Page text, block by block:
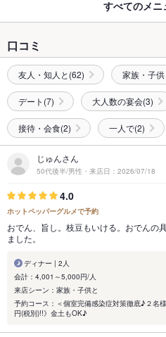
すべてのメニ
口コミ
友人・知人と(62) 家族・子
デート(7) 大人数の宴会(3)
接待・会食(2) 一人で(2)
じゅんさん
50代後半/男性・来店日：2026/07/18
4.0
ホットペッパーグルメで予約
おでん、旨し。枝豆もいける。おでんの
ました。
ディナー | 2人
会計：4,001～5,000円/人
来店シーン：家族・子供と
予約コース：＜個室完備感染症対策徹底♪２名
円(税別)!!》金土もOK♪